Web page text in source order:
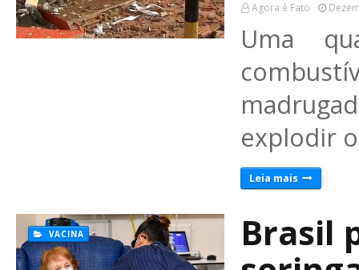
Agora é Fato
Uma
explodir
Leia mais
VACINA
Brasil